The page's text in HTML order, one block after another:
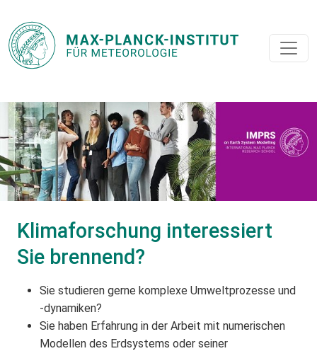
Klimaforschung interessiert
Sie brennend?
Sie studieren gerne komplexe Umweltprozesse und
-dynamiken?
Sie haben Erfahrung in der Arbeit mit numerischen
Modellen des Erdsystems oder seiner